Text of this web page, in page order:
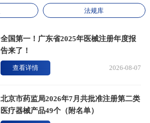
法规库
全国第一！广东省2025年医械注册年度报
告来了！
2026-08-07
查看详情
北京市药监局2026年7月共批准注册第二类
医疗器械产品49个（附名单）